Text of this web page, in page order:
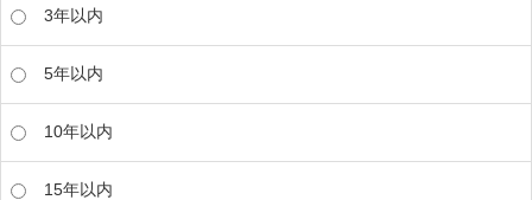
3年以内
5年以内
10年以内
15年以内